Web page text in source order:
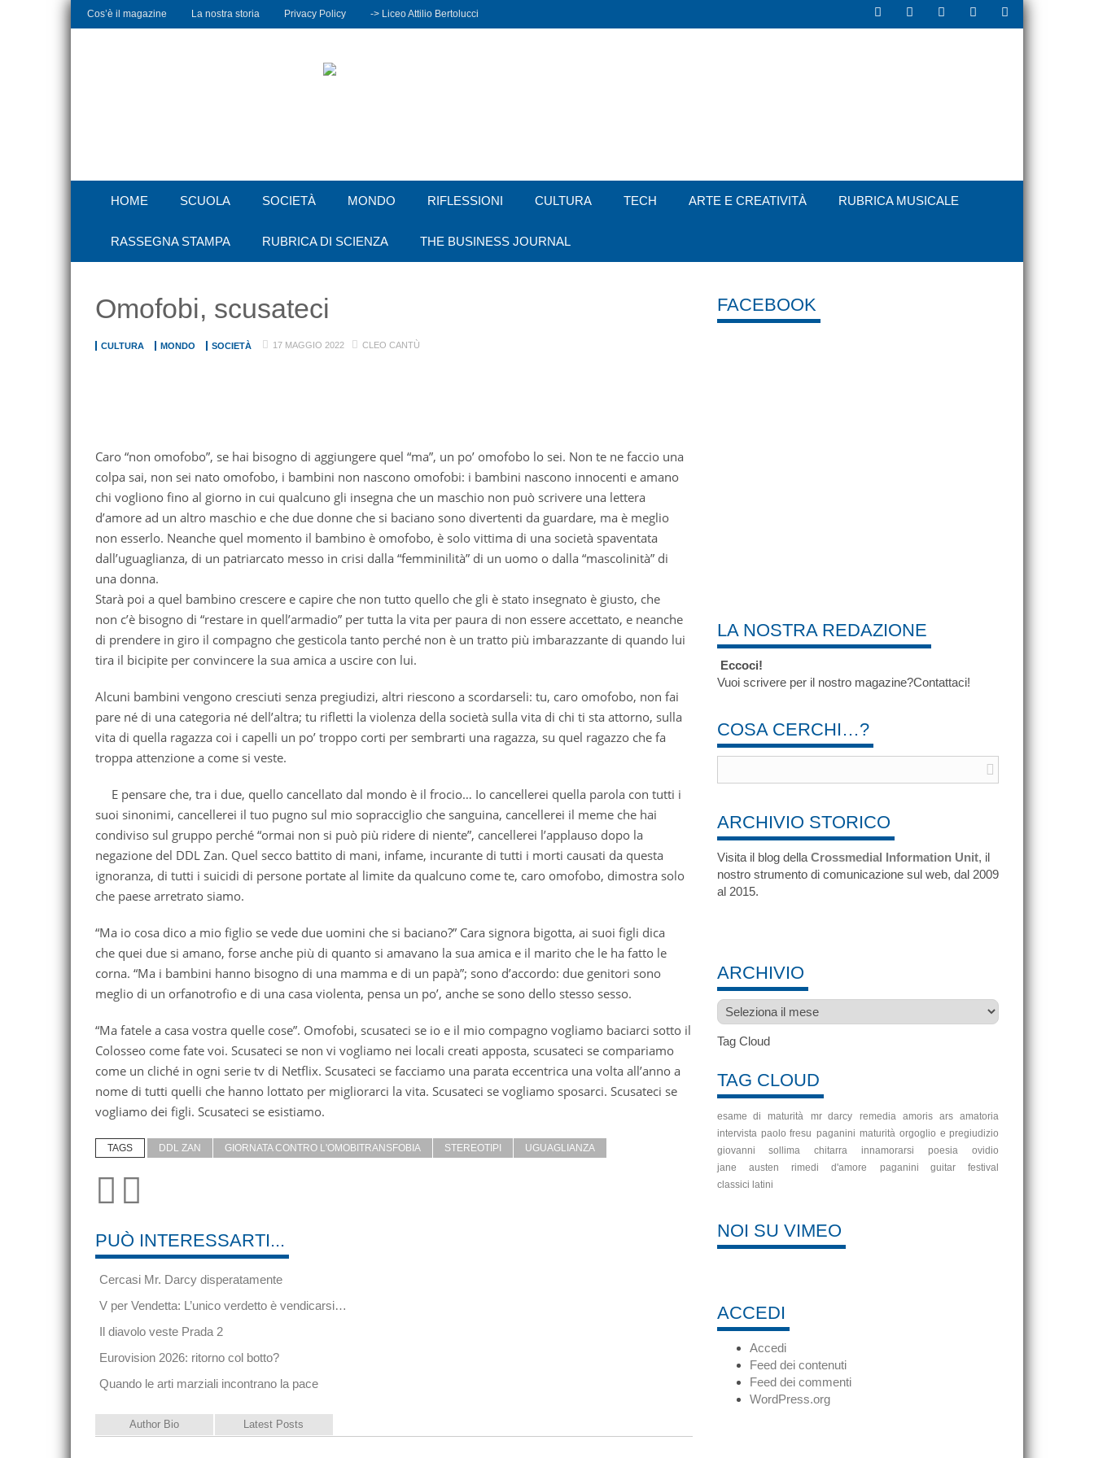
Cos’è il magazine La nostra storia Privacy Policy -> Liceo Attilio Bertolucci
HOME SCUOLA SOCIETÀ MONDO RIFLESSIONI CULTURA TECH ARTE E CREATIVITÀ RUBRICA MUSICALE
RASSEGNA STAMPA RUBRICA DI SCIENZA THE BUSINESS JOURNAL
Omofobi, scusateci
CULTURA MONDO SOCIETÀ 17 MAGGIO 2022 CLEO CANTÙ
Caro “non omofobo”, se hai bisogno di aggiungere quel “ma”, un po’ omofobo lo sei. Non te ne faccio una
colpa sai, non sei nato omofobo, i bambini non nascono omofobi: i bambini nascono innocenti e amano
chi vogliono fino al giorno in cui qualcuno gli insegna che un maschio non può scrivere una lettera
d’amore ad un altro maschio e che due donne che si baciano sono divertenti da guardare, ma è meglio
non esserlo. Neanche quel momento il bambino è omofobo, è solo vittima di una società spaventata
dall’uguaglianza, di un patriarcato messo in crisi dalla “femminilità” di un uomo o dalla “mascolinità” di
una donna.
Starà poi a quel bambino crescere e capire che non tutto quello che gli è stato insegnato è giusto, che
non c’è bisogno di “restare in quell’armadio” per tutta la vita per paura di non essere accettato, e neanche
di prendere in giro il compagno che gesticola tanto perché non è un tratto più imbarazzante di quando lui
tira il bicipite per convincere la sua amica a uscire con lui.
Alcuni bambini vengono cresciuti senza pregiudizi, altri riescono a scordarseli: tu, caro omofobo, non fai
pare né di una categoria né dell’altra; tu rifletti la violenza della società sulla vita di chi ti sta attorno, sulla
vita di quella ragazza coi i capelli un po’ troppo corti per sembrarti una ragazza, su quel ragazzo che fa
troppa attenzione a come si veste.
E pensare che, tra i due, quello cancellato dal mondo è il frocio… Io cancellerei quella parola con tutti i
suoi sinonimi, cancellerei il tuo pugno sul mio sopracciglio che sanguina, cancellerei il meme che hai
condiviso sul gruppo perché “ormai non si può più ridere di niente”, cancellerei l’applauso dopo la
negazione del DDL Zan. Quel secco battito di mani, infame, incurante di tutti i morti causati da questa
ignoranza, di tutti i suicidi di persone portate al limite da qualcuno come te, caro omofobo, dimostra solo
che paese arretrato siamo.
“Ma io cosa dico a mio figlio se vede due uomini che si baciano?” Cara signora bigotta, ai suoi figli dica
che quei due si amano, forse anche più di quanto si amavano la sua amica e il marito che le ha fatto le
corna. “Ma i bambini hanno bisogno di una mamma e di un papà”; sono d’accordo: due genitori sono
meglio di un orfanotrofio e di una casa violenta, pensa un po’, anche se sono dello stesso sesso.
“Ma fatele a casa vostra quelle cose”. Omofobi, scusateci se io e il mio compagno vogliamo baciarci sotto il
Colosseo come fate voi. Scusateci se non vi vogliamo nei locali creati apposta, scusateci se compariamo
come un cliché in ogni serie tv di Netflix. Scusateci se facciamo una parata eccentrica una volta all’anno a
nome di tutti quelli che hanno lottato per migliorarci la vita. Scusateci se vogliamo sposarci. Scusateci se
vogliamo dei figli. Scusateci se esistiamo.
TAGS DDL ZAN GIORNATA CONTRO L'OMOBITRANSFOBIA STEREOTIPI UGUAGLIANZA
PUÒ INTERESSARTI...
Cercasi Mr. Darcy disperatamente
V per Vendetta: L’unico verdetto è vendicarsi…
Il diavolo veste Prada 2
Eurovision 2026: ritorno col botto?
Quando le arti marziali incontrano la pace
Author Bio Latest Posts
FACEBOOK
LA NOSTRA REDAZIONE
Eccoci!
Vuoi scrivere per il nostro magazine?Contattaci!
COSA CERCHI…?
ARCHIVIO STORICO
Visita il blog della Crossmedial Information Unit, il
nostro strumento di comunicazione sul web, dal 2009
al 2015.
ARCHIVIO
Archivio
Tag Cloud
TAG CLOUD
esame di maturità mr darcy remedia amoris
ars amatoria
intervista paolo fresu paganini maturità orgoglio e pregiudizio
giovanni sollima
chitarra innamorarsi poesia
ovidio
jane austen
rimedi d'amore
paganini guitar festival
classici latini
NOI SU VIMEO
ACCEDI
Accedi
Feed dei contenuti
Feed dei commenti
WordPress.org